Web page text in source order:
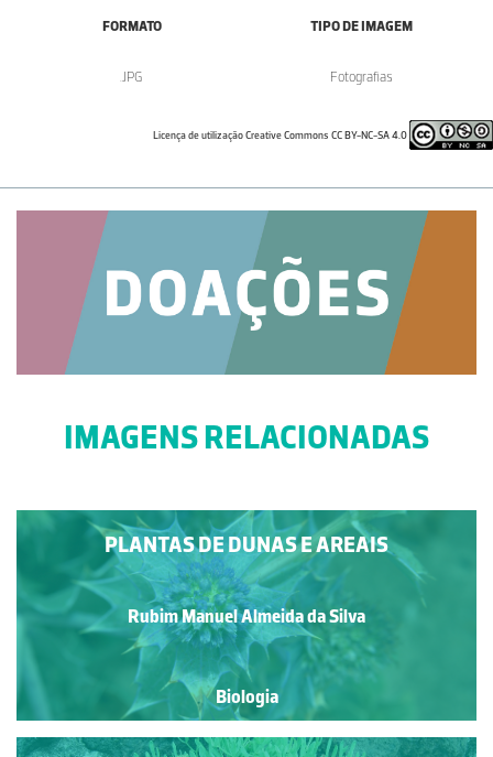
FORMATO
.JPG
TIPO DE IMAGEM
Fotografias
Licença de utilização Creative Commons CC BY-NC-SA 4.0
IMAGENS RELACIONADAS
PLANTAS DE DUNAS E AREAIS
Rubim Manuel Almeida da Silva
Biologia